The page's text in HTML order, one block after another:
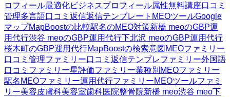
ロフィール最適化ビジネスプロフィール属性無料講座口コミ
管理多言語口コミ返信返信テンプレート MEOツールGoogle
マップMapBoostの比較駅名のMEO対策新橋 meoのGBP運
用代行渋谷 meoのGBP運用代行下北沢 meoのGBP運用代行
桜木町のGBP運用代行MapBoostの検索意図 MEOファミリー
口コミ管理ファミリー口コミ返信テンプレファミリー外国語
口コミファミリー星評価ファミリー業種別MEOファミリー
駅名MEOファミリー運用代行ファミリーMEOツールファミ
リー美容皮膚科美容室歯科医院整骨院新橋 meo渋谷 meo下